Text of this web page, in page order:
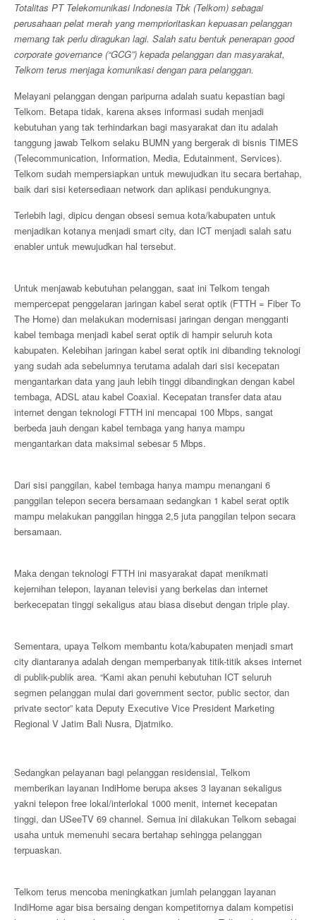
Totalitas PT Telekomunikasi Indonesia Tbk (Telkom) sebagai
perusahaan pelat merah yang memprioritaskan kepuasan pelanggan
memang tak perlu diragukan lagi. Salah satu bentuk penerapan good
corporate governance (“GCG”) kepada pelanggan dan masyarakat,
Telkom terus menjaga komunikasi dengan para pelanggan.
Melayani pelanggan dengan paripurna adalah suatu kepastian bagi
Telkom. Betapa tidak, karena akses informasi sudah menjadi
kebutuhan yang tak terhindarkan bagi masyarakat dan itu adalah
tanggung jawab Telkom selaku BUMN yang bergerak di bisnis TIMES
(Telecommunication, Information, Media, Edutainment, Services).
Telkom sudah mempersiapkan untuk mewujudkan itu secara bertahap,
baik dari sisi ketersediaan network dan aplikasi pendukungnya.
Terlebih lagi, dipicu dengan obsesi semua kota/kabupaten untuk
menjadikan kotanya menjadi smart city, dan ICT menjadi salah satu
enabler untuk mewujudkan hal tersebut.
Untuk menjawab kebutuhan pelanggan, saat ini Telkom tengah
mempercepat penggelaran jaringan kabel serat optik (FTTH = Fiber To
The Home) dan melakukan modernisasi jaringan dengan mengganti
kabel tembaga menjadi kabel serat optik di hampir seluruh kota
kabupaten. Kelebihan jaringan kabel serat optik ini dibanding teknologi
yang sudah ada sebelumnya terutama adalah dari sisi kecepatan
mengantarkan data yang jauh lebih tinggi dibandingkan dengan kabel
tembaga, ADSL atau kabel Coaxial. Kecepatan transfer data atau
internet dengan teknologi FTTH ini mencapai 100 Mbps, sangat
berbeda jauh dengan kabel tembaga yang hanya mampu
mengantarkan data maksimal sebesar 5 Mbps.
Dari sisi panggilan, kabel tembaga hanya mampu menangani 6
panggilan telepon secera bersamaan sedangkan 1 kabel serat optik
mampu melakukan panggilan hingga 2,5 juta panggilan telpon secara
bersamaan.
Maka dengan teknologi FTTH ini masyarakat dapat menikmati
kejernihan telepon, layanan televisi yang berkelas dan internet
berkecepatan tinggi sekaligus atau biasa disebut dengan triple play.
Sementara, upaya Telkom membantu kota/kabupaten menjadi smart
city diantaranya adalah dengan memperbanyak titik-titik akses internet
di publik-publik area. “Kami akan penuhi kebutuhan ICT seluruh
segmen pelanggan mulai dari government sector, public sector, dan
private sector” kata Deputy Executive Vice President Marketing
Regional V Jatim Bali Nusra, Djatmiko.
Sedangkan pelayanan bagi pelanggan residensial, Telkom
memberikan layanan IndiHome berupa akses 3 layanan sekaligus
yakni telepon free lokal/interlokal 1000 menit, internet kecepatan
tinggi, dan USeeTV 69 channel. Semua ini dilakukan Telkom sebagai
usaha untuk memenuhi secara bertahap sehingga pelanggan
terpuaskan.
Telkom terus mencoba meningkatkan jumlah pelanggan layanan
IndiHome agar bisa bersaing dengan kompetitornya dalam kompetisi